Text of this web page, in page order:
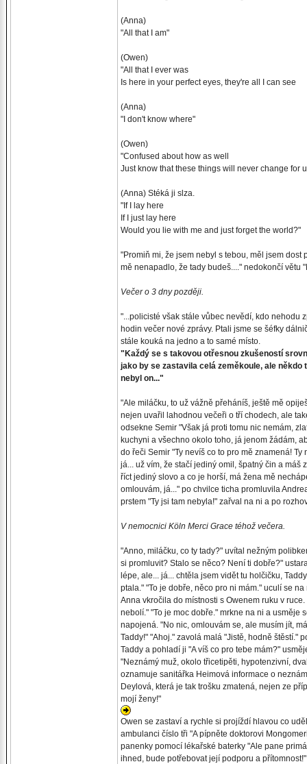
(Anna)
"All that I am"
(Owen)
"All that I ever was
Is here in your perfect eyes, they're all I can see
(Anna)
"I don't know where"
(Owen)
"Confused about how as well
Just know that these things will never change for
(Anna) Stéká ji slza.
"If I lay here
If I just lay here
Would you lie with me and just forget the world?"
"Promiň mi, že jsem nebyl s tebou, měl jsem
mě nenapadlo, že tady budeš...." nedokončí větu
Večer o 3 dny později.
"...policisté však stále vůbec nevědí, kdo nehodu
hodin večer nové zprávy. Ptali jsme se šéfky
stále kouká na jedno a to samé místo.
"Každý se s takovou otřesnou zkušeností
jako by se zastavila celá zeměkoule, ale
nebyl on..."
"Ale miláčku, to už vážně přeháníš, ještě mě
nejen uvařil lahodnou večeři o tří chodech, ale
odsekne Semir "Však já proti tomu nic nemám,
kuchyni a všechno okolo toho, já jenom žádám,
do řeči Semir "Ty nevíš co to pro mě znamená!
já... už vím, že stačí jediný omil, špatný čin a
říct jediný slovo a co je horší, má žena mě
omlouvám, já..." po chvilce ticha promluvila
prstem "Ty jsi tam nebyla!" zařval na ni a po
V nemocnici Köln Merci Grace téhož večera.
"Anno, miláčku, co ty tady?" uvítal nežným
si promluvit? Stalo se něco? Není ti dobře?"
lépe, ale... já... chtěla jsem vidět tu holčičku,
ptala." "To je dobře, něco pro ni mám." uculí se
Anna vkročila do místnosti s Owenem ruku v
nebolí." "To je moc dobře." mrkne na ni a usměje
napojená. "No nic, omlouvám se, ale musím jít,
Taddy!" "Ahoj." zavolá malá "Jistě, hodně štěstí."
Taddy a pohladí ji "A víš co pro tebe mám?"
"Neznámý muž, okolo třicetipěti, hypotenzivní,
oznamuje sanitářka Heimová informace o
Deylová, která je tak trošku zmatená, nejen ze
mojí ženy!"
Owen se zastaví a rychle si projíždí hlavou co
ambulanci číslo tři "A pípněte doktorovi
panenky pomocí lékařské baterky "Ale pane
ihned, bude potřebovat její podporu a